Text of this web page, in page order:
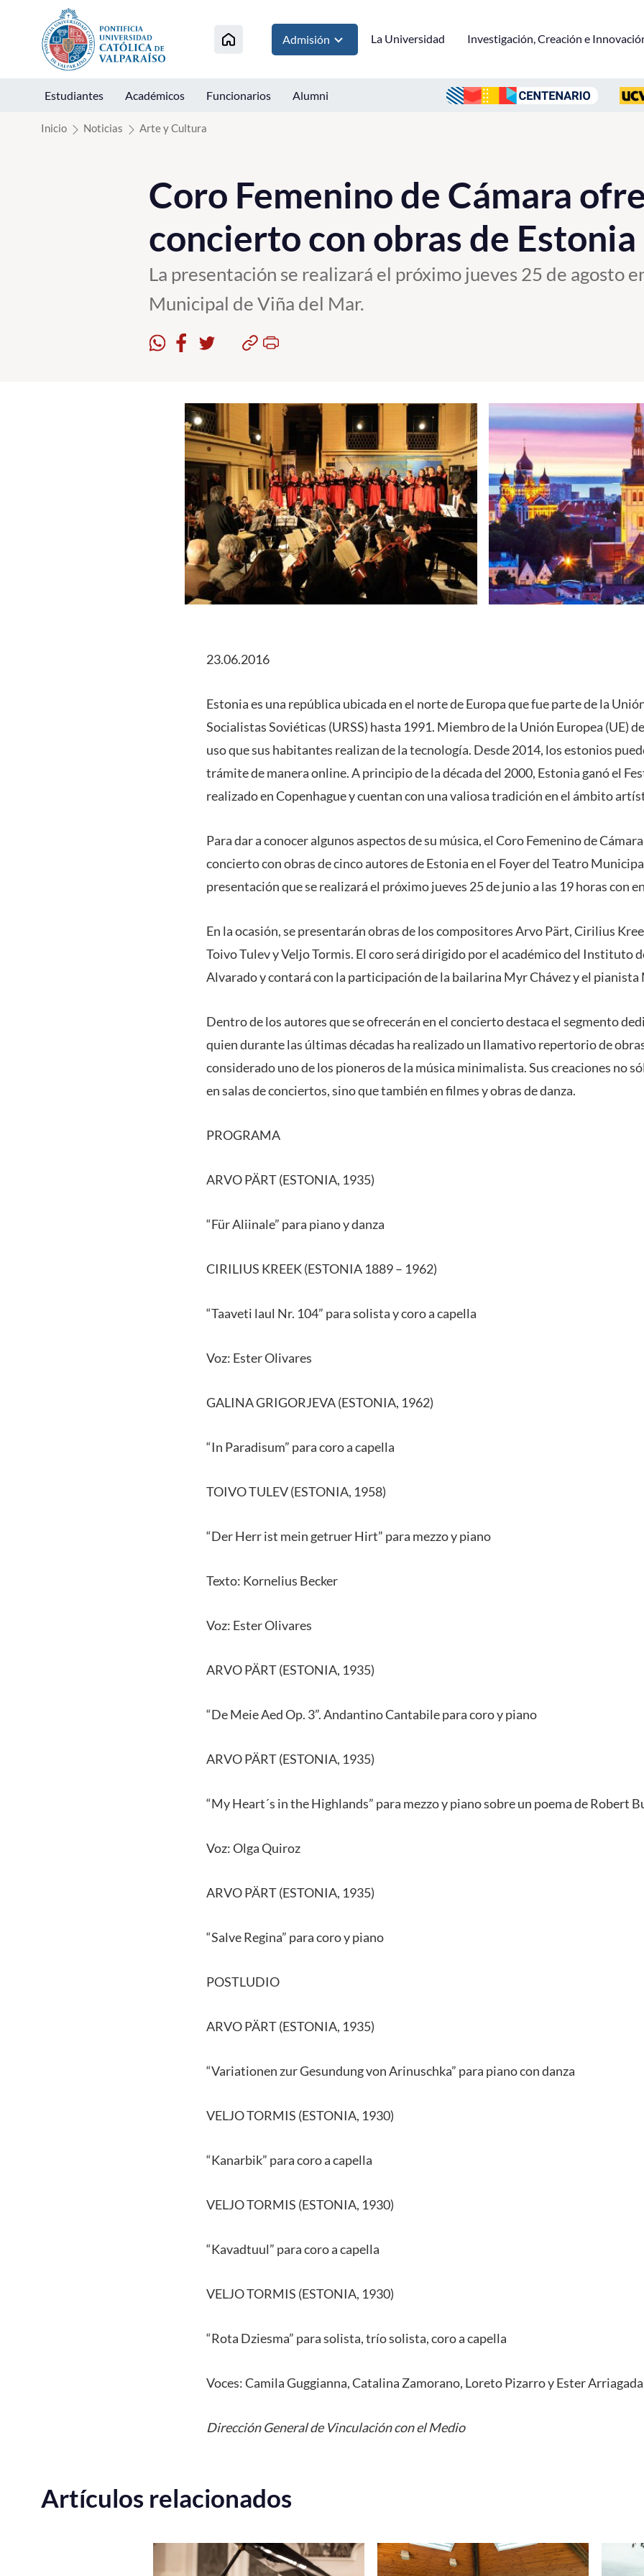
Click acá para ir directamente al contenido
Admisión La Universidad Investigación, Creación e
Estudiantes Académicos Funcionarios Alumni
Inicio Noticias Arte y Cultura
Coro Femenino de Cámara
concierto con obras de Estonia
La presentación se realizará el próximo jueves 25 de agosto
Municipal de Viña del Mar.
23.06.2016
Estonia es una república ubicada en el norte de Europa que fue parte de la
Socialistas Soviéticas (URSS) hasta 1991. Miembro de la Unión Europea (UE)
uso que sus habitantes realizan de la tecnología. Desde 2014, los estonios
trámite de manera online. A principio de la década del 2000, Estonia ganó el
realizado en Copenhague y cuentan con una valiosa tradición en el ámbito
Para dar a conocer algunos aspectos de su música, el Coro Femenino de
concierto con obras de cinco autores de Estonia en el Foyer del Teatro
presentación que se realizará el próximo jueves 25 de junio a las 19 horas con
En la ocasión, se presentarán obras de los compositores Arvo Pärt, Cirilius
Toivo Tulev y Veljo Tormis. El coro será dirigido por el académico del Instituto
Alvarado y contará con la participación de la bailarina Myr Chávez y el pianista
Dentro de los autores que se ofrecerán en el concierto destaca el segmento
quien durante las últimas décadas ha realizado un llamativo repertorio de
considerado uno de los pioneros de la música minimalista. Sus creaciones no
en salas de conciertos, sino que también en filmes y obras de danza.
PROGRAMA
ARVO PÄRT (ESTONIA, 1935)
“Für Aliinale” para piano y danza
CIRILIUS KREEK (ESTONIA 1889 – 1962)
“Taaveti laul Nr. 104” para solista y coro a capella
Voz: Ester Olivares
GALINA GRIGORJEVA (ESTONIA, 1962)
“In Paradisum” para coro a capella
TOIVO TULEV (ESTONIA, 1958)
“Der Herr ist mein getruer Hirt” para mezzo y piano
Texto: Kornelius Becker
Voz: Ester Olivares
ARVO PÄRT (ESTONIA, 1935)
“De Meie Aed Op. 3”. Andantino Cantabile para coro y piano
ARVO PÄRT (ESTONIA, 1935)
“My Heart´s in the Highlands” para mezzo y piano sobre un poema de Robert
Voz: Olga Quiroz
ARVO PÄRT (ESTONIA, 1935)
“Salve Regina” para coro y piano
POSTLUDIO
ARVO PÄRT (ESTONIA, 1935)
“Variationen zur Gesundung von Arinuschka” para piano con danza
VELJO TORMIS (ESTONIA, 1930)
“Kanarbik” para coro a capella
VELJO TORMIS (ESTONIA, 1930)
“Kavadtuul” para coro a capella
VELJO TORMIS (ESTONIA, 1930)
“Rota Dziesma” para solista, trío solista, coro a capella
Voces: Camila Guggianna, Catalina Zamorano, Loreto Pizarro y Ester Arriagada
Dirección General de Vinculación con el Medio
Artículos relacionados